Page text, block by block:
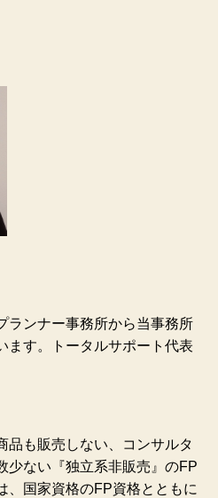
ランナー事務所から当事務所
ます。トータルサポート代表
品も販売しない、コンサルタ
少ない『独立系非販売』のFP
、国家資格のFP資格とともに